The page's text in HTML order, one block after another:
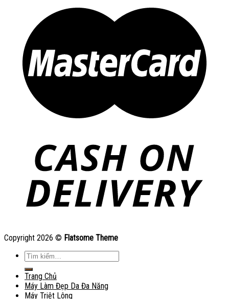
Copyright 2026 © Flatsome Theme
Tìm
kiếm:
Trang Chủ
Máy Làm Đẹp Da Đa Năng
Máy Triệt Lông